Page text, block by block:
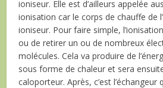
ioniseur. Elle est d’ailleurs appelée
ionisation car le corps de chauffe de
ioniseur. Pour faire simple,
ou de retirer un ou de nombreux
molécules. Cela va produire de
sous forme de chaleur et sera
caloporteur. Après, c’est l’échangeur